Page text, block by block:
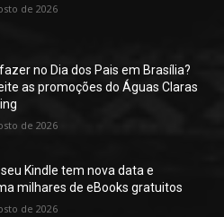
de 2026
no Dia dos Pais em Brasília?
as promoções do Águas Claras
de 2026
seu Kindle tem nova data e
milhares de eBooks gratuitos
de 2026